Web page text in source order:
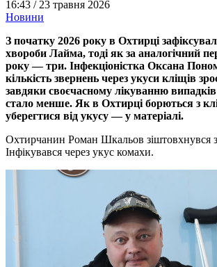
16:43 / 23 травня 2026
Новини
З початку 2026 року в Охтирці
хвороби Лайма, тоді як за аналогічний
року — три. Інфекціоністка Оксана
кількість звернень через укуси кліщів
завдяки своєчасному лікуванню
стало менше. Як в Охтирці борються з
уберегтися від укусу — у матеріалі.
Охтирчанин Роман Шкальов зіштовхнувся
Інфікувався через укус комахи.